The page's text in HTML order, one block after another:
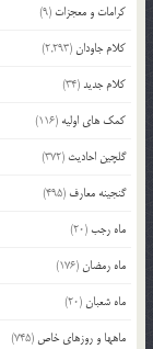
کرامات و معجزات (9)
کلام جاودان(2,293)
کلام جدید(34)
کمک های اولیه (116)
گلچین احادیث (372)
گنجینه معارف (495)
ماه رجب(20)
ماه رمضان(176)
ماه شعبان(20)
ماهها و روزهای خاص (745)